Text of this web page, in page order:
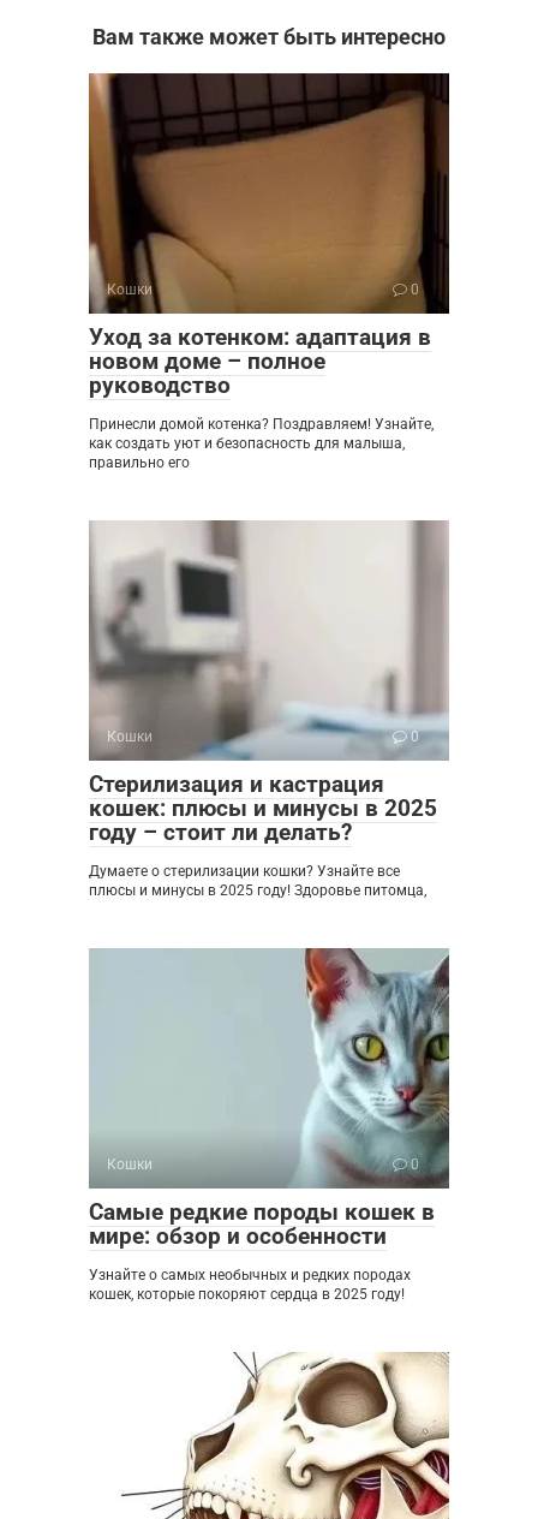
Вам также может быть интересно
Кошки 0
Уход за котенком: адаптация в
новом доме – полное
руководство
Принесли домой котенка? Поздравляем! Узнайте,
как создать уют и безопасность для малыша,
правильно его
Кошки 0
Стерилизация и кастрация
кошек: плюсы и минусы в 2025
году – стоит ли делать?
Думаете о стерилизации кошки? Узнайте все
плюсы и минусы в 2025 году! Здоровье питомца,
Кошки 0
Самые редкие породы кошек в
мире: обзор и особенности
Узнайте о самых необычных и редких породах
кошек, которые покоряют сердца в 2025 году!